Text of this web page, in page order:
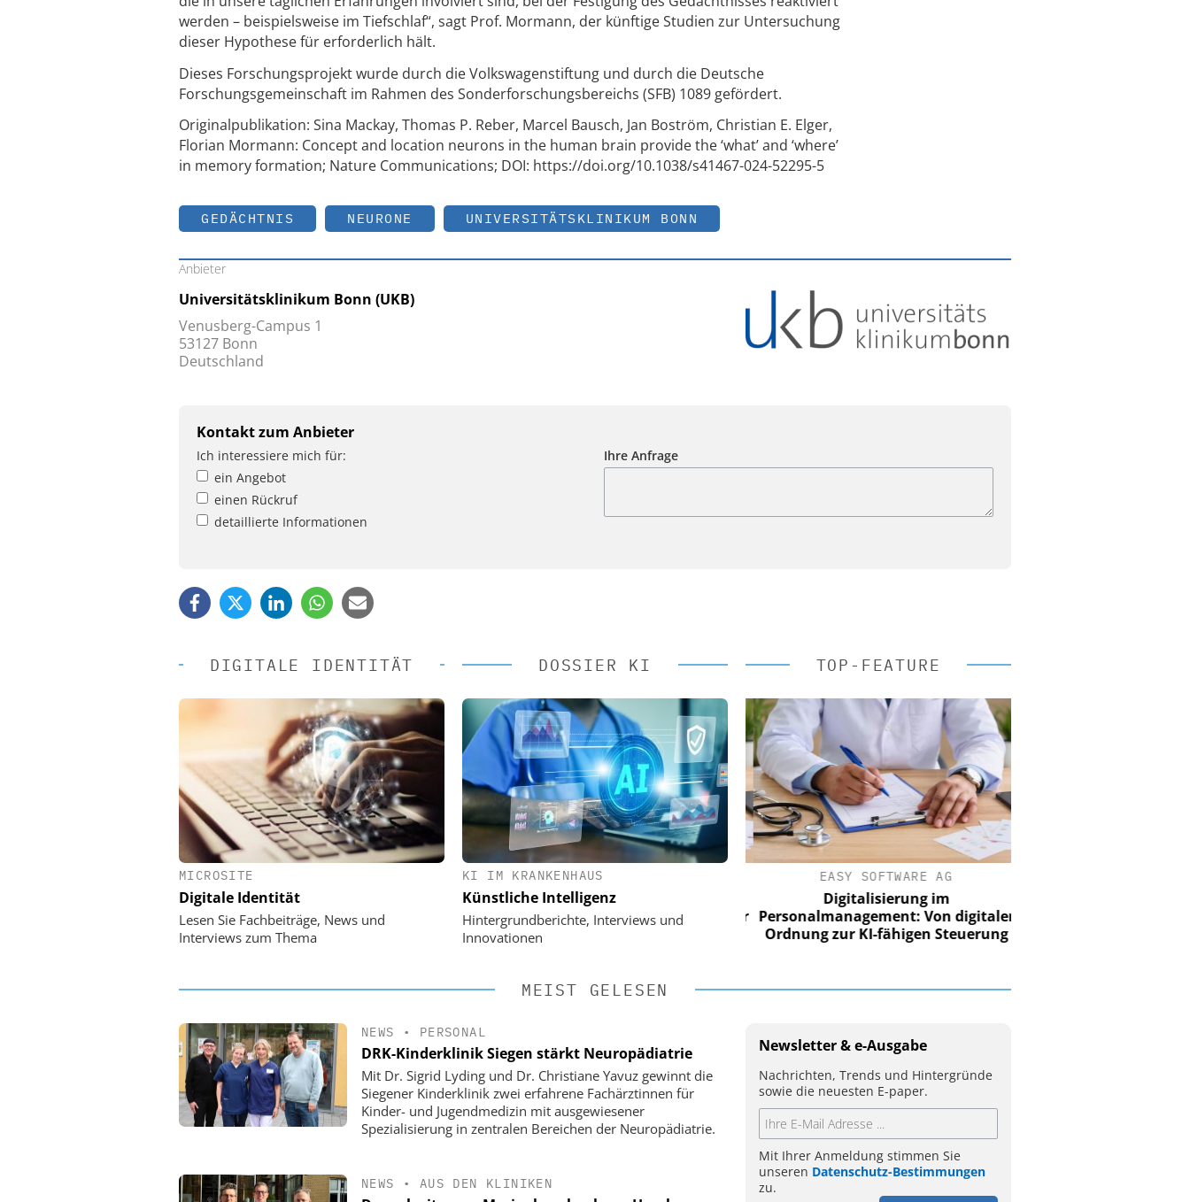
werden – beispielsweise im Tiefschlaf“, sagt Prof. Mormann, der künftige Studien zur Untersuchung
dieser Hypothese für erforderlich hält.
Dieses Forschungsprojekt wurde durch die Volkswagenstiftung und durch die Deutsche
Forschungsgemeinschaft im Rahmen des Sonderforschungsbereichs (SFB) 1089 gefördert.
Originalpublikation: Sina Mackay, Thomas P. Reber, Marcel Bausch, Jan Boström, Christian E. Elger,
Florian Mormann: Concept and location neurons in the human brain provide the ‘what’ and ‘where’
in memory formation; Nature Communications; DOI: https://doi.org/10.1038/s41467-024-52295-5
GEDÄCHTNIS NEURONE UNIVERSITÄTSKLINIKUM BONN
Anbieter
Universitätsklinikum Bonn (UKB)
Venusberg-Campus 1
53127 Bonn
Deutschland
Kontakt zum Anbieter
Ich interessiere mich für:
ein Angebot
einen Rückruf
detaillierte Informationen
Ihre Anfrage
DIGITALE IDENTITÄT
MICROSITE
Digitale Identität
Lesen Sie Fachbeiträge, News und
Interviews zum Thema
DOSSIER KI
KI IM KRANKENHAUS
Künstliche Intelligenz
Hintergrundberichte, Interviews und
Innovationen
TOP-FEATURE
Digitalisierung im
Personalmanagement: Von digitaler
Ordnung zur KI-fähigen Steuerung
EASY SOFTWARE AG
Digitalisierung im
Personalmanagement: Von digitaler
Ordnung zur KI-fähigen Steuerung
EASY SOFTWARE AG
Digitalisierung im
Personalmanagement: Von digitaler
Ordnung zur KI-fähigen Steuerung
MEIST GELESEN
NEWS • PERSONAL
DRK-Kinderklinik Siegen stärkt Neuropädiatrie
Mit Dr. Sigrid Lyding und Dr. Christiane Yavuz gewinnt die
Siegener Kinderklinik zwei erfahrene Fachärztinnen für
Kinder- und Jugendmedizin mit ausgewiesener
Spezialisierung in zentralen Bereichen der Neuropädiatrie.
NEWS • AUS DEN KLINIKEN
Newsletter & e-Ausgabe
Nachrichten, Trends und Hintergründe
sowie die neuesten E-paper.
Mit Ihrer Anmeldung stimmen Sie
unseren Datenschutz-Bestimmungen
zu.